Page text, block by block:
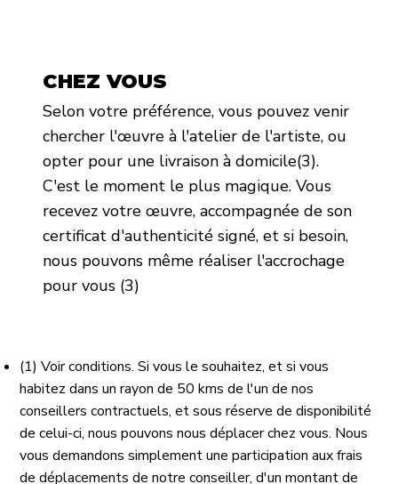
CHEZ VOUS
Selon votre préférence, vous pouvez venir
chercher l'œuvre à l'atelier de l'artiste, ou
opter pour une livraison à domicile(3).
C'est le moment le plus magique. Vous
recevez votre œuvre, accompagnée de son
certificat d'authenticité signé, et si besoin,
nous pouvons même réaliser l'accrochage
pour vous (3)
(1) Voir conditions. Si vous le souhaitez, et si vous
habitez dans un rayon de 50 kms de l'un de nos
conseillers contractuels, et sous réserve de disponibilité
de celui-ci, nous pouvons nous déplacer chez vous. Nous
vous demandons simplement une participation aux frais
de déplacements de notre conseiller, d'un montant de